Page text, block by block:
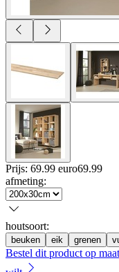
Prijs: 69.99 euro69.99
afmeting:
houtsoort:
beuken eik grenen
Bestel dit product op maat